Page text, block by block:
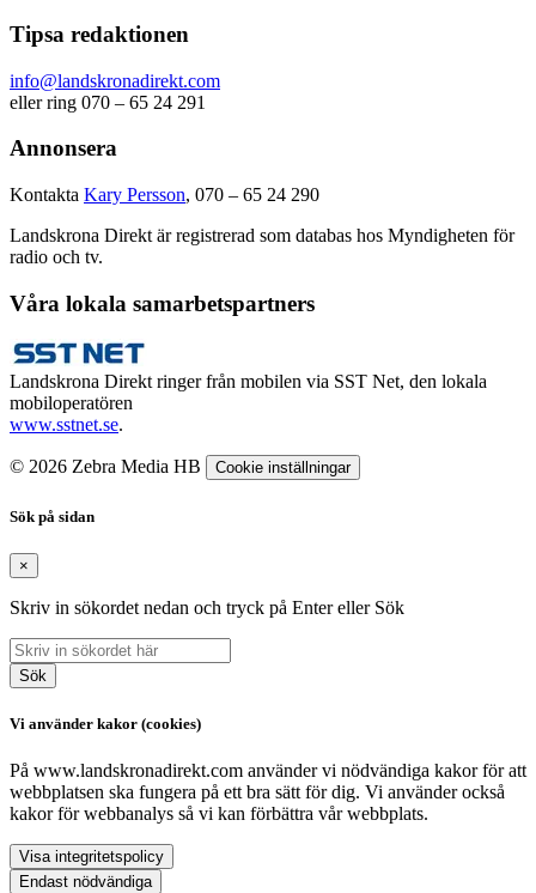
Tipsa redaktionen
info@landskronadirekt.com
eller ring 070 – 65 24 291
Annonsera
Kontakta Kary Persson, 070 – 65 24 290
Landskrona Direkt är registrerad som databas hos Myndigheten för
radio och tv.
Våra lokala samarbetspartners
Landskrona Direkt ringer från mobilen via SST Net, den lokala
mobiloperatören
www.sstnet.se.
© 2026 Zebra Media HB Cookie inställningar
Sök på sidan
×
Skriv in sökordet nedan och tryck på Enter eller Sök
Sök
Vi använder kakor (cookies)
På www.landskronadirekt.com använder vi nödvändiga kakor för att
webbplatsen ska fungera på ett bra sätt för dig. Vi använder också
kakor för webbanalys så vi kan förbättra vår webbplats.
Visa integritetspolicy
Endast nödvändiga